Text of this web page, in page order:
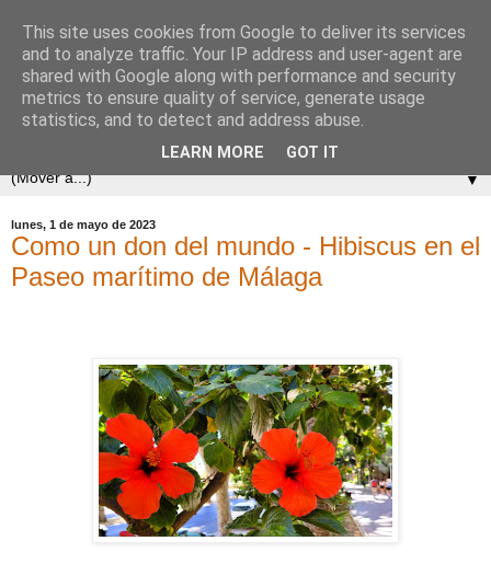
▼
lunes, 1 de mayo de 2023
Como un don del mundo - Hibiscus en el
Paseo marítimo de Málaga
This site uses cookies from Google to deliver its services
and to analyze traffic. Your IP address and user-agent are
shared with Google along with performance and security
metrics to ensure quality of service, generate usage
statistics, and to detect and address abuse.
LEARN MORE GOT IT